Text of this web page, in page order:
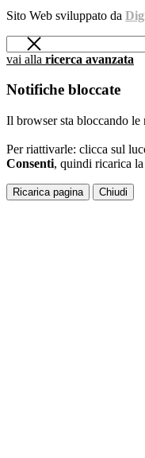
Sito Web sviluppato da
vai alla ricerca avanzata
Notifiche bloccate
Il browser sta bloccando le
Per riattivarle: clicca sul
Consenti, quindi ricarica
Ricarica pagina Chiudi